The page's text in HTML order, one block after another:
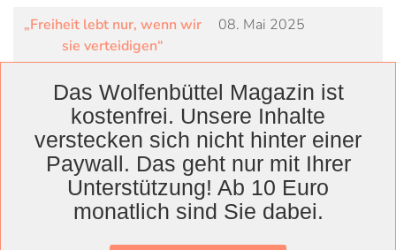
„Freiheit lebt nur, wenn wir
sie verteidigen“
08. Mai 2025
WolfenbüttelLandkreis
WolfenbüttelLessingtheater Ausstellung
Das Wolfenbüttel Magazin ist
kostenfrei. Unsere Inhalte
verstecken sich nicht hinter einer
Paywall. Das geht nur mit Ihrer
Unterstützung! Ab 10 Euro
monatlich sind Sie dabei.